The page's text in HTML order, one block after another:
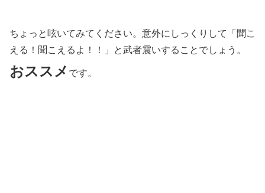
ちょっと呟いてみてください。意外にしっくりして「聞こ
える！聞こえるよ！！」と武者震いすることでしょう。
おススメ です。